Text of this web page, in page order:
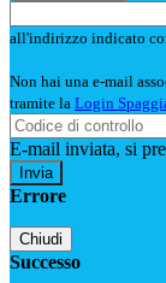
all'indirizzo indicato
Non hai una e-mail
tramite la Login
E-mail inviata, si
Errore
Chiudi
Successo